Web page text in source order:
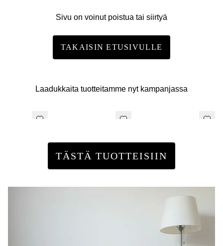
Sivu on voinut poistua tai siirtyä
TAKAISIN ETUSIVULLE
Laadukkaita tuotteitamme nyt kampanjassa
TÄSTÄ TUOTTEISIIN